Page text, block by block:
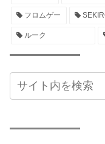
フロムゲー
ルーク